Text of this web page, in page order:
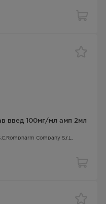
введ 100мг/мл амп 2мл
Company S.r.L,